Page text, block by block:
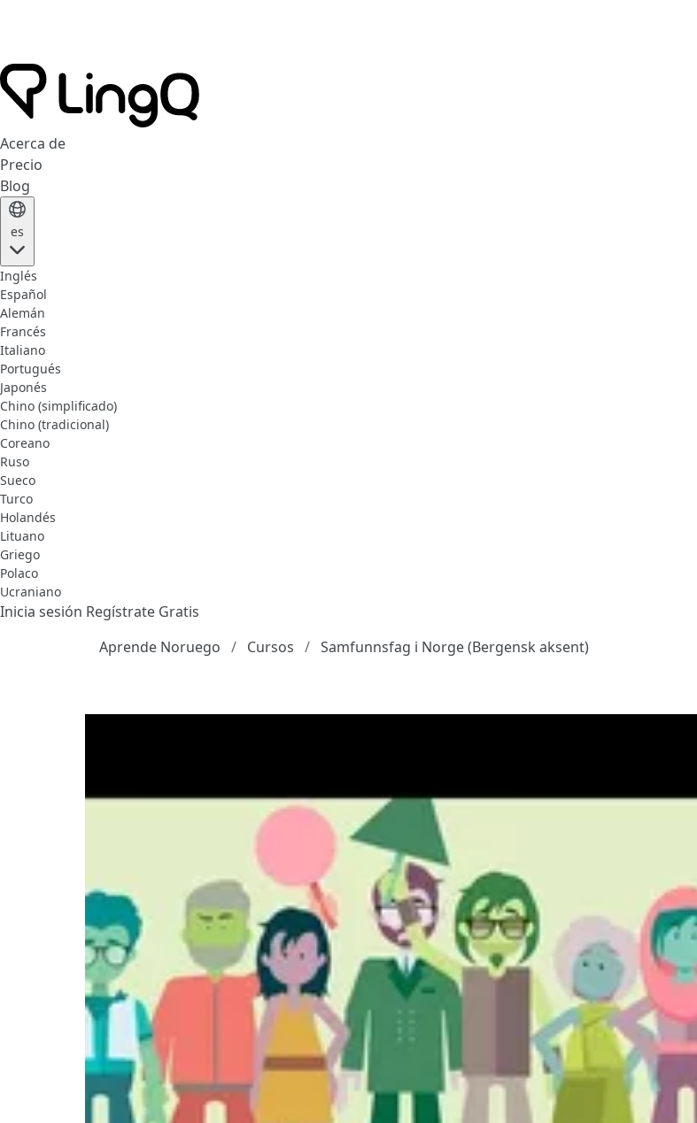
Acerca de
Precio
Blog
es
Inglés
Español
Alemán
Francés
Italiano
Portugués
Japonés
Chino (simplificado)
Chino (tradicional)
Coreano
Ruso
Sueco
Turco
Holandés
Lituano
Griego
Polaco
Ucraniano
Inicia sesión Regístrate Gratis
Aprende Noruego
Cursos Samfunnsfag i Norge (Bergensk aksent)